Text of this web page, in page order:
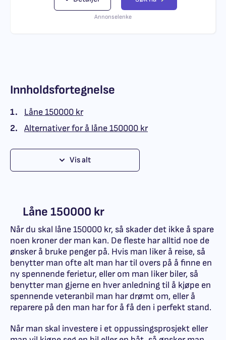
Annonselenke
Innholdsfortegnelse
1.
Låne 150000 kr
2.
Alternativer for å låne 150000 kr
Vis alt
Låne 150000 kr
Når du skal låne 150000 kr, så skader det ikke å spare
noen kroner der man kan. De fleste har alltid noe de
ønsker å bruke penger på. Hvis man liker å reise, så
benytter man ofte alt man har til overs på å finne en
ny spennende ferietur, eller om man liker biler, så
benytter man gjerne en hver anledning til å kjøpe en
spennende veteranbil man har drømt om, eller å
reparere på den man har for å få den i perfekt stand.
Når man skal investere i et oppussingsprosjekt eller